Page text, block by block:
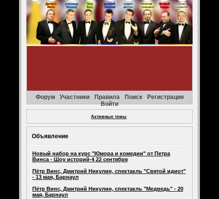
Форум Участники Правила Поиск
Регистрация
Войти
Активные темы
Объявление
Новый набор на курс "Юмора и комедии" от Петра
Винса - Шоу историй-4 22 сентября
Пётр Винс, Дмитрий Никулин, спектакль "Святой идиот"
- 13 мая, Барнаул
Пётр Винс, Дмитрий Никулин, спектакль "Медведь" - 20
мая, Барнаул